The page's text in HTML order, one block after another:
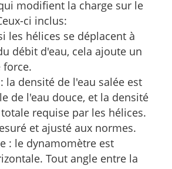
modifient la charge sur le
ci inclus:
les hélices se déplacent à
débit d'eau, cela ajoute un
force.
la densité de l'eau salée est
de l'eau douce, et la densité
requise par les hélices.
et ajusté aux normes.
: le dynamomètre est
Tout angle entre la